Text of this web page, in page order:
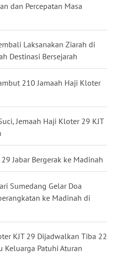
dan Percepatan Masa
Laksanakan Ziarah di
Destinasi Bersejarah
210 Jamaah Haji Kloter
Jemaah Haji Kloter 29 KJT
Jabar Bergerak ke Madinah
Sumedang Gelar Doa
ke Madinah di
KJT 29 Dijadwalkan Tiba 22
Keluarga Patuhi Aturan